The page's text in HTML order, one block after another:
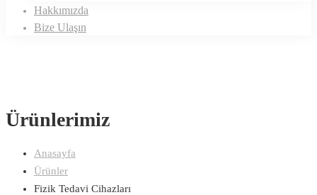
Hakkımızda
Bize Ulaşın
Ürünlerimiz
Anasayfa
Ürünler
Fizik Tedavi Cihazları